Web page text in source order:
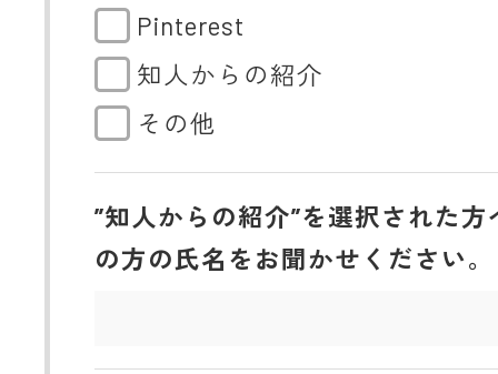
Pinterest
知人からの紹介
その他
”知人からの紹介”を選択された方
の方の氏名をお聞かせください。